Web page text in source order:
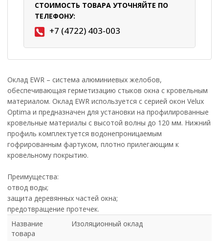
СТОИМОСТЬ ТОВАРА УТОЧНЯЙТЕ ПО
ТЕЛЕФОНУ:
+7 (4722) 403-003
Оклад EWR – система алюминиевых желобов,
обеспечивающая герметизацию стыков окна с кровельным
материалом. Оклад EWR используется с серией окон Velux
Optima и предназначен для установки на профилированные
кровельные материалы с высотой волны до 120 мм. Нижний
профиль комплектуется водонепроницаемым
гофрированным фартуком, плотно прилегающим к
кровельному покрытию.
Преимущества:
отвод воды;
защита деревянных частей окна;
предотвращение протечек.
Название
товара
Изоляционный оклад